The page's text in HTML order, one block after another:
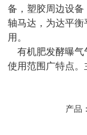
备，塑胶周边设
轴马达，为达平
用。
有机肥发酵曝气
使用范围广特点
产品